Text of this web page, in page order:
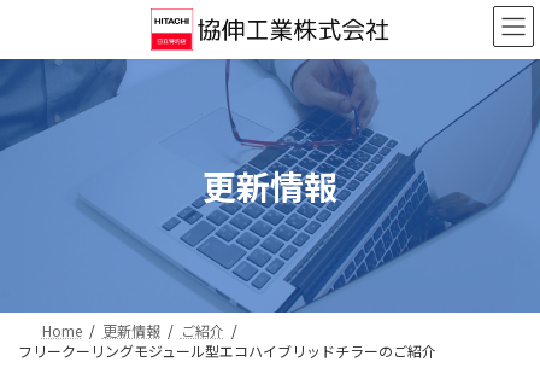
テ
ツ
ス
ゲ
シ
ン
更新情報
Home 更新情報
ご紹介
フリークーリングモジュール型エコハイブリッドチラーのご紹介